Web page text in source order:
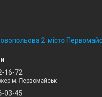
2 .місто
16-72
м. Первомайськ
03-45